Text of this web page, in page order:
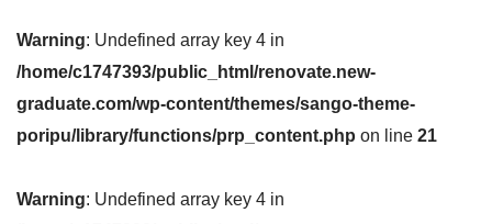
Warning: Undefined array key 4 in
/home/c1747393/public_html/renovate.new-
graduate.com/wp-content/themes/sango-theme-
poripu/library/functions/prp_content.php on line 21
Warning: Undefined array key 4 in